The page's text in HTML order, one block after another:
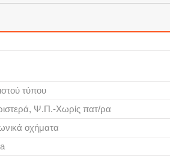
τύπου
Ψ.Π.-Χωρίς πατ/ρα
οχήματα